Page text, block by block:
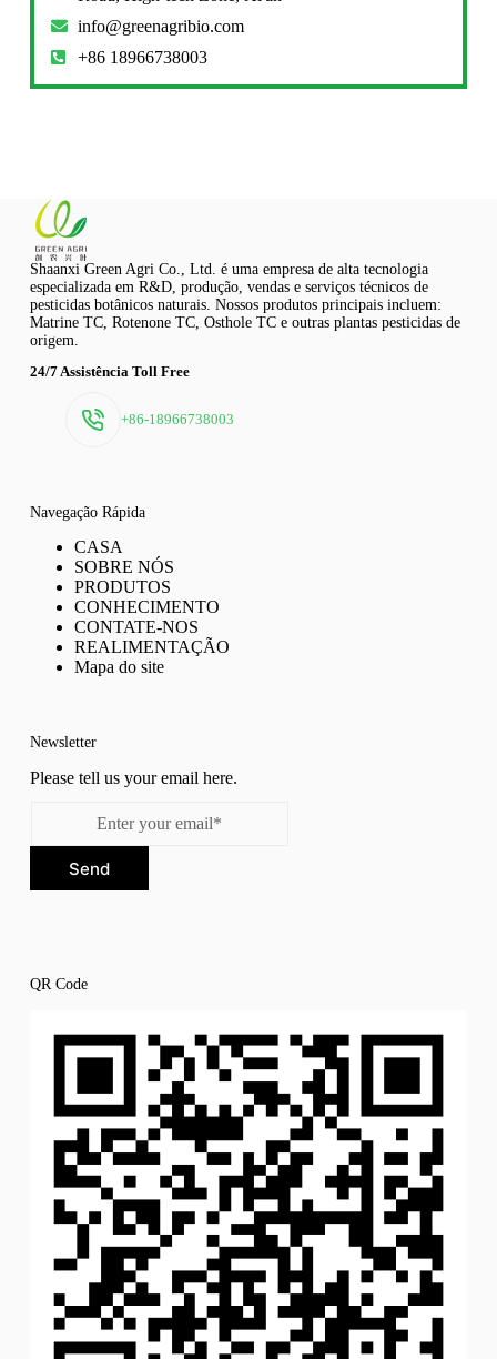
info@greenagribio.com
+86 18966738003
Shaanxi Green Agri Co., Ltd. é uma empresa de alta tecnologia
especializada em R&D, produção, vendas e serviços técnicos de
pesticidas botânicos naturais. Nossos produtos principais incluem:
Matrine TC, Rotenone TC, Osthole TC e outras plantas pesticidas de
origem.
24/7 Assistência Toll Free
+86-18966738003
Navegação Rápida
CASA
SOBRE NÓS
PRODUTOS
CONHECIMENTO
CONTATE-NOS
REALIMENTAÇÃO
Mapa do site
Newsletter
Please tell us your email here.
Send
QR Code